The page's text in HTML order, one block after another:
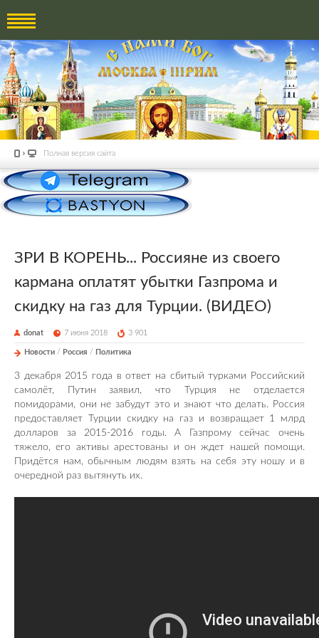
Полная версия сайта
ЗРИ В КОРЕНЬ... Россияне из своего
кармана оплатят убытки Газпрома и
скидку на газ для Турции. (ВИДЕО)
donat 7 июня 2018 3 901
Новости / Россия / Политика
3 декабря 2015 года в ответ на сбитый турками Российский
самолёт, Путин заявил, что Турция не отделается
помидорами, они не забудут это и знают что делать. Россия
предоставляет Турции скидку на газ и возвращает 1 млрд
долларов за 2015-2016 годы. А Газпрому сейчас очень
тяжело, его активы арестованы и он ждет нашей помощи.
Придётся нам, обычным людям взять на себя эту ношу и в
очередной раз вытянуть их.